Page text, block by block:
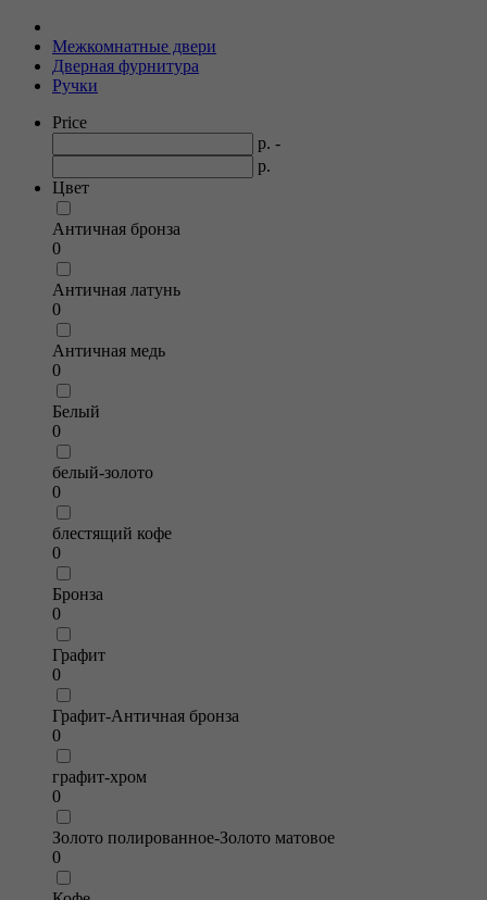
Межкомнатные двери
Дверная фурнитура
Ручки
Price
р. -
р.
Цвет
Античная бронза
0
Античная латунь
0
Античная медь
0
Белый
0
белый-золото
0
блестящий кофе
0
Бронза
0
Графит
0
Графит-Античная бронза
0
графит-хром
0
Золото полированное-Золото матовое
0